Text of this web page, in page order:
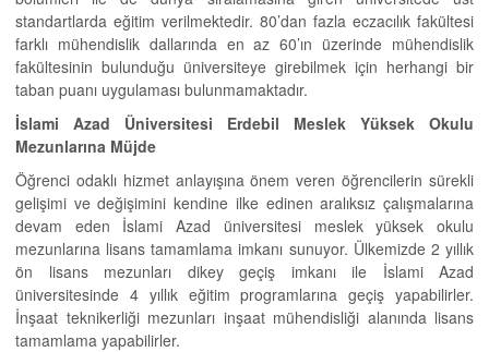
standartlarda eğitim verilmektedir. 80’dan fazla eczacılık fakültesi
farklı mühendislik dallarında en az 60’ın üzerinde mühendislik
fakültesinin bulunduğu üniversiteye girebilmek için herhangi bir
taban puanı uygulaması bulunmamaktadır.
İslami Azad Üniversitesi Erdebil Meslek Yüksek Okulu
Mezunlarına Müjde
Öğrenci odaklı hizmet anlayışına önem veren öğrencilerin sürekli
gelişimi ve değişimini kendine ilke edinen aralıksız çalışmalarına
devam eden İslami Azad üniversitesi meslek yüksek okulu
mezunlarına lisans tamamlama imkanı sunuyor. Ülkemizde 2 yıllık
ön lisans mezunları dikey geçiş imkanı ile İslami Azad
üniversitesinde 4 yıllık eğitim programlarına geçiş yapabilirler.
İnşaat teknikerliği mezunları inşaat mühendisliği alanında lisans
tamamlama yapabilirler.